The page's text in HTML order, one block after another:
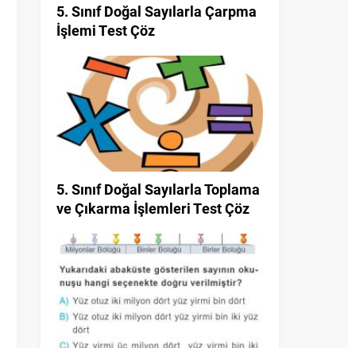
5. Sınıf Doğal Sayılarla Çarpma
İşlemi Test Çöz
5. Sınıf Doğal Sayılarla Toplama
ve Çıkarma İşlemleri Test Çöz